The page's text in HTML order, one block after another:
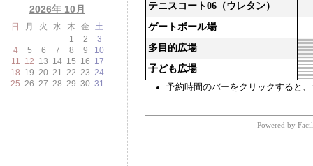
予約時間のバーをクリックすると
テニスコート06（ウレタン）
ゲートボール場
多目的広場
子ども広場
Powered by
2026年 10月
日 月 火 水 木 金
土
1
2
3
4
5 6 7 8 9
10
11 12 13 14 15 16 17
18 19 20 21 22 23 24
25 26 27 28 29 30 31